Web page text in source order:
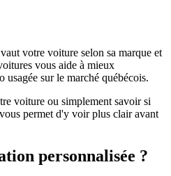
votre voiture selon sa marque et
vous aide à mieux
usagée sur le marché québécois.
voiture ou simplement savoir si
permet d'y voir plus clair avant
personnalisée ?